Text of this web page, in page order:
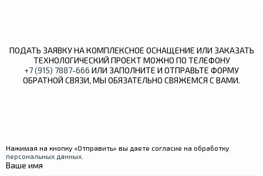
ПОДАТЬ ЗАЯВКУ НА КОМПЛЕКСНОЕ ОСНАЩЕНИЕ ИЛИ ЗАКАЗАТЬ
ТЕХНОЛОГИЧЕСКИЙ ПРОЕКТ МОЖНО ПО ТЕЛЕФОНУ
+7 (915) 7887-666 ИЛИ ЗАПОЛНИТЕ И ОТПРАВЬТЕ ФОРМУ
ОБРАТНОЙ СВЯЗИ, МЫ ОБЯЗАТЕЛЬНО СВЯЖЕМСЯ С ВАМИ.
Ваше имя
Нажимая на кнопку «Отправить» вы даете согласие на обработку
персональных данных